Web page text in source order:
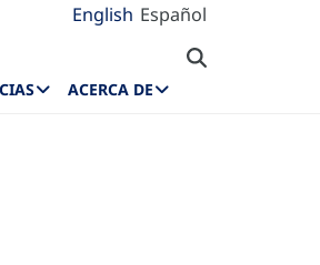
English Español
ACERCA DE